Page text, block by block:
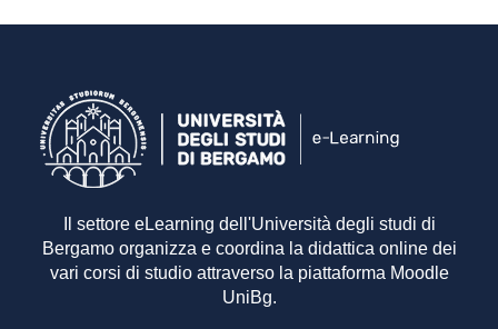
Il settore eLearning dell'Università degli studi di
Bergamo organizza e coordina la didattica online dei
vari corsi di studio attraverso la piattaforma Moodle
UniBg.